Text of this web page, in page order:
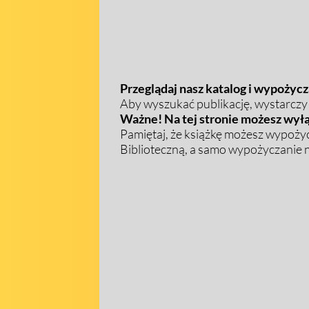
Przeglądaj nasz katalog i
Aby wyszukać publikację,
Ważne! Na tej stronie możesz
Pamiętaj, że książkę możesz
Biblioteczną, a samo wypożyczanie